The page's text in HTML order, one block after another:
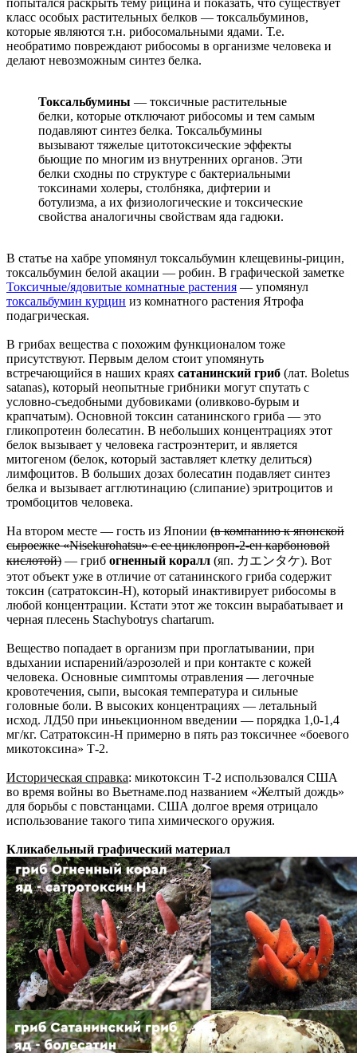
класс особых растительных белков — токсальбуминов,
которые являются т.н. рибосомальными ядами. Т.е.
необратимо повреждают рибосомы в организме человека и
делают невозможным синтез белка.
Токсальбумины — токсичные растительные
белки, которые отключают рибосомы и тем самым
подавляют синтез белка. Токсальбумины
вызывают тяжелые цитотоксические эффекты
бьющие по многим из внутренних органов. Эти
белки сходны по структуре с бактериальными
токсинами холеры, столбняка, дифтерии и
ботулизма, а их физиологические и токсические
свойства аналогичны свойствам яда гадюки.
В статье на хабре упомянул токсальбумин клещевины-рицин,
токсальбумин белой акации — робин. В графической заметке
Токсичные/ядовитые комнатные растения — упомянул
токсальбумин курцин из комнатного растения Ятрофа
подагрическая.
В грибах вещества с похожим функционалом тоже
присутствуют. Первым делом стоит упомянуть
встречающийся в наших краях сатанинский гриб (лат. Boletus
satanas), который неопытные грибники могут спутать с
условно-съедобными дубовиками (оливково-бурым и
крапчатым). Основной токсин сатанинского гриба — это
гликопротеин болесатин. В небольших концентрациях этот
белок вызывает у человека гастроэнтерит, и является
митогеном (белок, который заставляет клетку делиться)
лимфоцитов. В больших дозах болесатин подавляет синтез
белка и вызывает агглютинацию (слипание) эритроцитов и
тромбоцитов человека.
На втором месте — гость из Японии (в компанию к японской
сыроежке «Nisekurohatsu» с ее циклопроп-2-ен карбоновой
кислотой) — гриб огненный коралл (яп. カエンタケ). Вот
этот объект уже в отличие от сатанинского гриба содержит
токсин (сатратоксин-Н), который инактивирует рибосомы в
любой концентрации. Кстати этот же токсин вырабатывает и
черная плесень Stachybotrys chartarum.
Вещество попадает в организм при проглатывании, при
вдыхании испарений/аэрозолей и при контакте с кожей
человека. Основные симптомы отравления — легочные
кровотечения, сыпи, высокая температура и сильные
головные боли. В высоких концентрациях — летальный
исход. ЛД50 при иньекционном введении — порядка 1,0-1,4
мг/кг. Сатратоксин-Н примерно в пять раз токсичнее «боевого
микотоксина» Т-2.
Историческая справка: микотоксин Т-2 использовался США
во время войны во Вьетнаме.под названием «Желтый дождь»
для борьбы с повстанцами. США долгое время отрицало
использование такого типа химического оружия.
Кликабельный графический материал